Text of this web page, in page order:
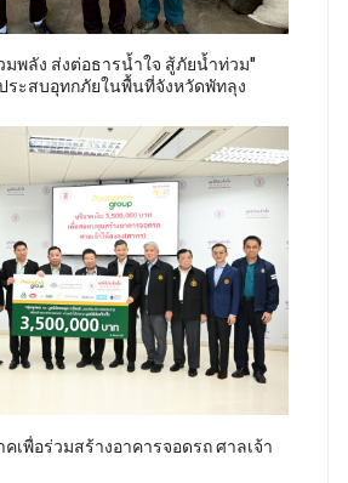
มพลัง ส่งต่อธารน้ำใจ สู้ภัยน้ำท่วม"
ระสบอุทกภัยในพื้นที่จังหวัดพัทลุง
เพื่อร่วมสร้างอาคารจอดรถ ศาลเจ้า